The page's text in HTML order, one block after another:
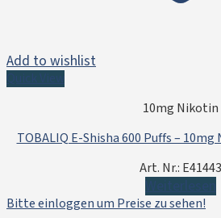
Add to wishlist
10mg Nikotin
TOBALIQ E-Shisha 600 Puffs –
Art. Nr.: E41443
Bitte einloggen um Preise zu sehen!